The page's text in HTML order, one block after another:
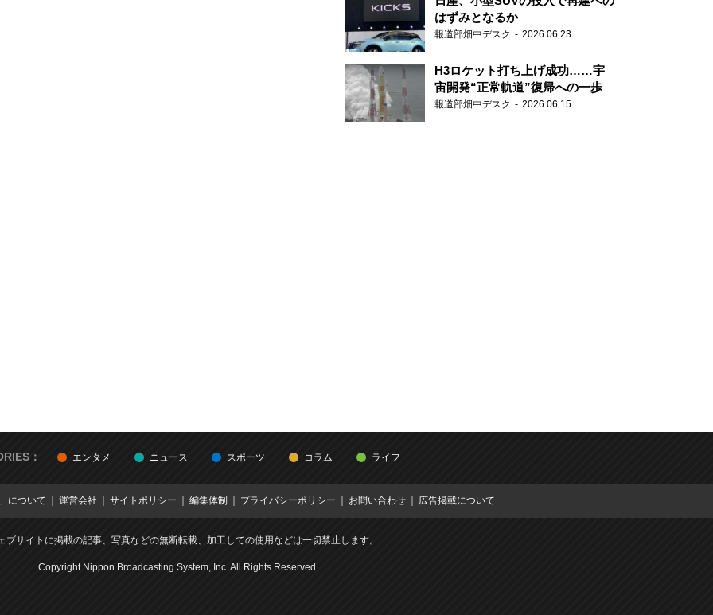
はずみとなるか
報道部畑中デスク 2026.06.23
H3ロケット打ち上げ成功……宇
宙開発“正常軌道”復帰への一歩
報道部畑中デスク 2026.06.15
： エンタメ ニュース スポーツ コラム ライフ
について 運営会社 サイトポリシー 編集体制 プライバシーポリシー お問い合わせ 広告掲載について
ブサイトに掲載の記事、写真などの無断転載、加工しての使用などは一切禁止します。
Copyright Nippon Broadcasting System, Inc. All Rights Reserved.